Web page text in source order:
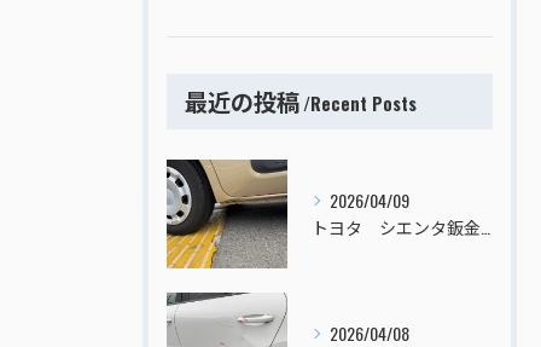
最近の投稿 Recent Posts
2026/04/09
2026/04/08